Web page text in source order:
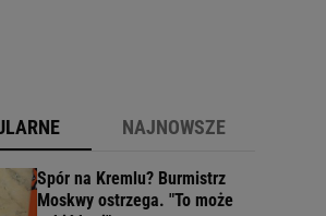
NAJNOWSZE
Spór na Kremlu? Burmistrz
Moskwy ostrzega. "To może